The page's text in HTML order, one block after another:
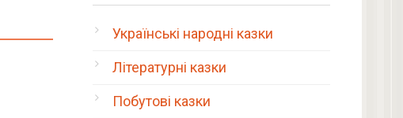
Українські народні казки
Літературні казки
Побутові казки